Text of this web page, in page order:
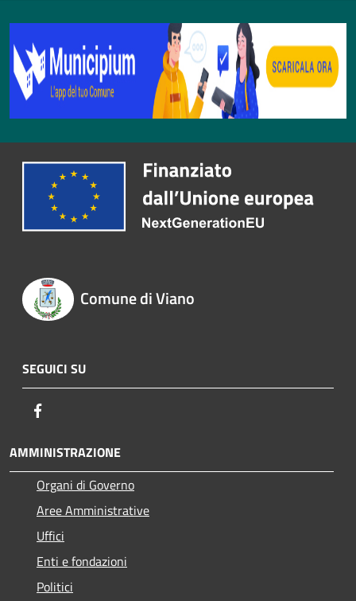
Comune di Viano
SEGUICI SU
AMMINISTRAZIONE
Organi di Governo
Aree Amministrative
Uffici
Enti e fondazioni
Politici